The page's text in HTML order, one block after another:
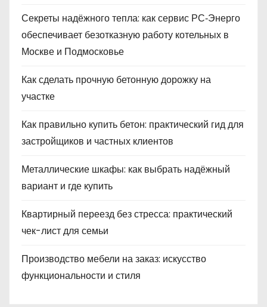
Секреты надёжного тепла: как сервис РС‑Энерго
обеспечивает безотказную работу котельных в
Москве и Подмосковье
Как сделать прочную бетонную дорожку на
участке
Как правильно купить бетон: практический гид для
застройщиков и частных клиентов
Металлические шкафы: как выбрать надёжный
вариант и где купить
Квартирный переезд без стресса: практический
чек-лист для семьи
Производство мебели на заказ: искусство
функциональности и стиля